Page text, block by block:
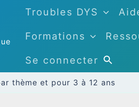
Troubles DYS
Formations
Se connecter
thème et pour 3 à 12 ans